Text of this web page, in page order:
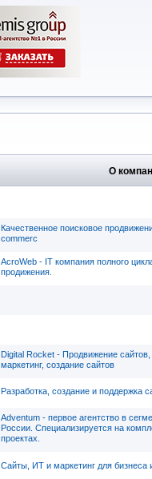
О
Качественное поисковое
commerc
AcroWeb - IT компания полного
продижения.
Digital Rocket - Продвижение сайтов,
маркетинг, создание сайтов
Разработка, создание и поддержка
Adventum - первое агентство в
России. Специализируется на
проектах.
Сайты, ИТ и маркетинг для